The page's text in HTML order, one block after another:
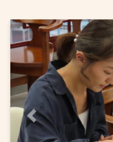
上一页